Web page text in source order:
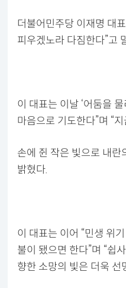
더불어민주당 이재명 대
피우겠노라 다짐한다”고
이 대표는 이날 ‘어둠을
마음으로 기도한다”며 “
손에 쥔 작은 빛으로 내란
밝혔다.
이 대표는 이어 “민생 위
불이 됐으면 한다”며 “쉽
향한 소망의 빛은 더욱 선